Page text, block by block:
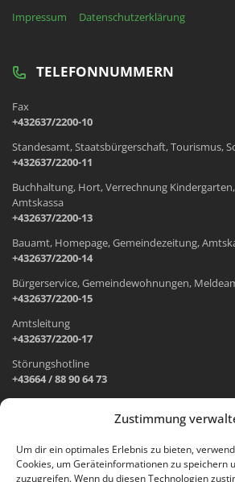
Zustimmung
Um dir ein optimales Erlebnis zu bieten,
Cookies, um Geräteinformationen zu speichern
zuzugreifen. Wenn du diesen Technologien
Impressum
Datenschutzerklärung
TELEFONNUMMERN
Fax
+432637/2200-10
Standesamt, Staatsbürgerschaft, Tourismus,
+432637/2200-11
Buchhaltung, Hort, Verrechnung
Amtskassa
+432637/2200-13
Bauamt, Homepage, Gemeindezeitung,
+432637/2200-14
Bürgerservice, Gemeindewohnungen,
+432637/2200-15
Amtsleitung
+432637/2200-17
Störungshotline
+43664 / 88 90 64 73
Wr. Neustädter Straße 1